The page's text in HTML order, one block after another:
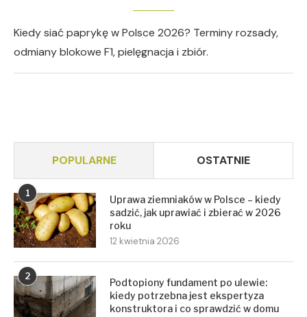
Kiedy siać paprykę w Polsce 2026? Terminy rozsady,
odmiany blokowe F1, pielęgnacja i zbiór.
POPULARNE OSTATNIE
1
Uprawa ziemniaków w Polsce – kiedy
sadzić, jak uprawiać i zbierać w 2026
roku
12 kwietnia 2026
2
Podtopiony fundament po ulewie:
kiedy potrzebna jest ekspertyza
konstruktora i co sprawdzić w domu